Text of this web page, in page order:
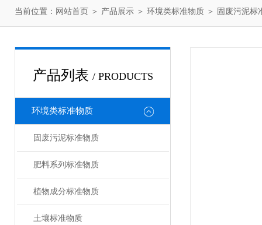
当前位置： 网站首页 ＞ 产品展示 ＞ 环境类标准物质 ＞ 固废污泥标
产品列表 / PRODUCTS
环境类标准物质
固废污泥标准物质
肥料系列标准物质
植物成分标准物质
土壤标准物质